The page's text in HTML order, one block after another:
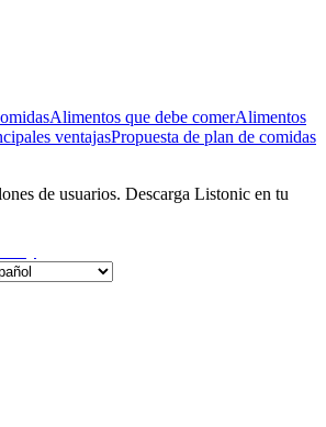
Alimentos que debe comerAlimentos
ventajasPropuesta de plan de comidas
de usuarios. Descarga Listonic en tu